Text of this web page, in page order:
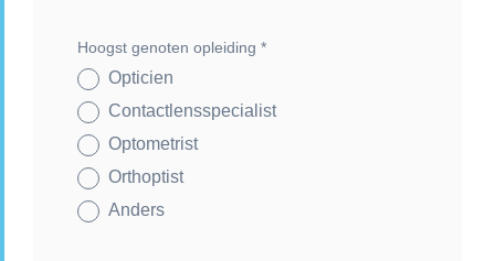
Hoogst genoten opleiding *
Opticien
Contactlensspecialist
Optometrist
Orthoptist
Anders